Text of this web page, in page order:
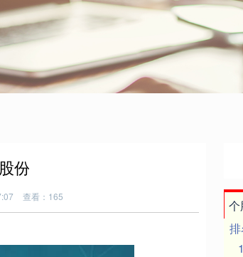
份
查看：165
个
排
1